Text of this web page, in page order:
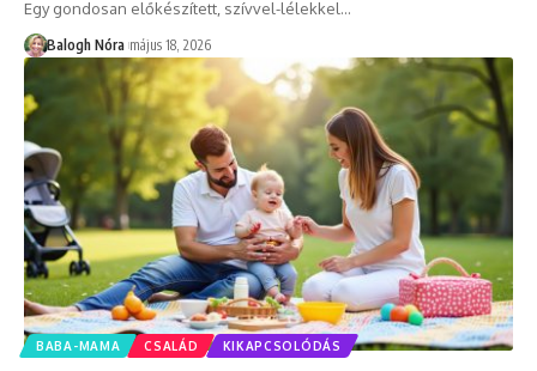
Egy gondosan előkészített, szívvel-lélekkel…
Balogh Nóra május 18, 2026
BABA-MAMA CSALÁD KIKAPCSOLÓDÁS